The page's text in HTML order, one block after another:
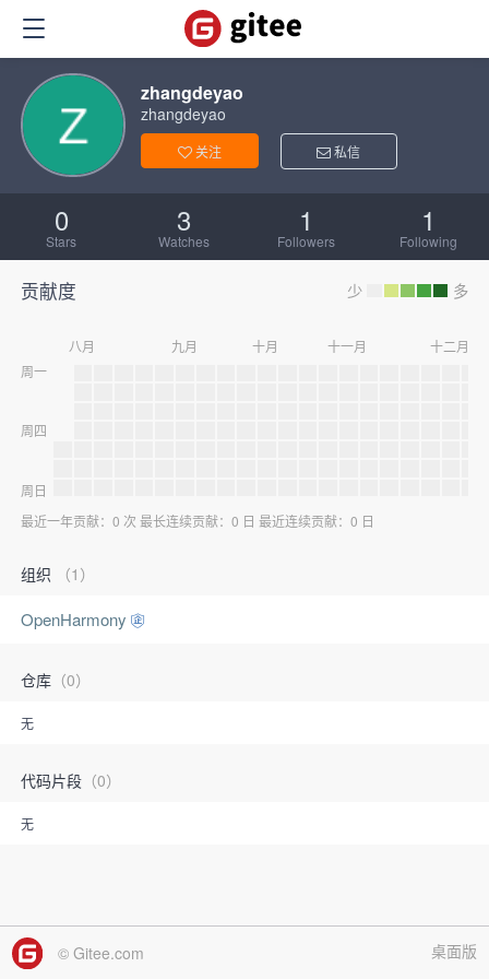
zhangdeyao
zhangdeyao
关注 私信
0
Stars
3
Watches
1
Followers
1
Following
贡献度 少 多
周一
周四
周日
八月 九月 十月 十一月 十二月
最近一年贡献：0 次 最长连续贡献：0 日 最近连续贡献：0 日
组织 （1）
OpenHarmony
仓库 （0）
无
代码片段 （0）
无
© Gitee.com 桌面版